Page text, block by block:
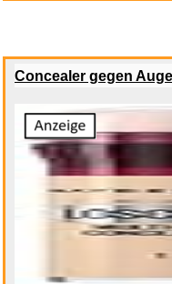
Woven
Concealer gegen